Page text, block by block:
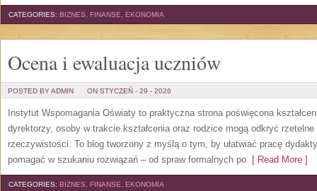
CATEGORIES: BIZNES, FINANSE, EKONOMIA
Ocena i ewaluacja uczniów
POSTED BY ADMIN ON STYCZEŃ - 29 - 2026
Instytut Wspomagania Oświaty to praktyczna strona poświęcona
dyrektorzy, osoby w trakcie kształcenia oraz rodzice mogą odkryć
rzeczywistości. To blog tworzony z myślą o tym, by ułatwiać pracę
pomagać w szukaniu rozwiązań – od spraw formalnych po [ Read More ]
CATEGORIES: BIZNES, FINANSE, EKONOMIA